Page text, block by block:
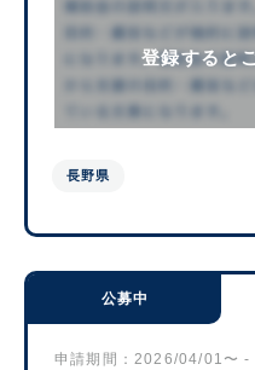
登録すると
長野県
公募中
申請期間：2026/04/01〜 -